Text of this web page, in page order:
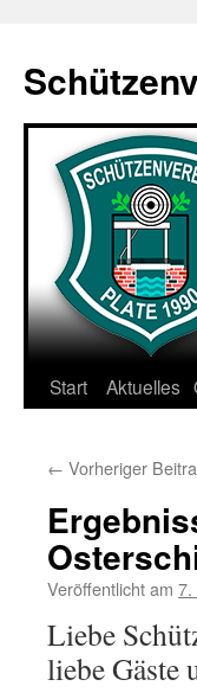
springen
Start Aktuelles
← Vorheriger
Veröffentlicht am 7.
Liebe
liebe Gäste